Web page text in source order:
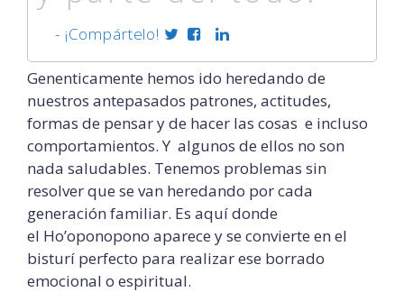
- ¡Compártelo!
Genenticamente hemos ido heredando de
nuestros antepasados patrones, actitudes,
formas de pensar y de hacer las cosas e incluso
comportamientos. Y algunos de ellos no son
nada saludables. Tenemos problemas sin
resolver que se van heredando por cada
generación familiar. Es aquí donde
el Ho’oponopono aparece y se convierte en el
bisturí perfecto para realizar ese borrado
emocional o espiritual.